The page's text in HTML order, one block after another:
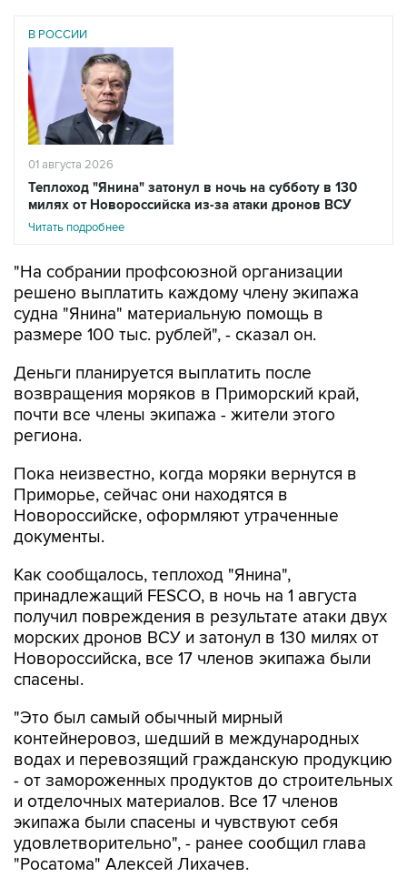
В РОССИИ
01 августа 2026
Теплоход "Янина" затонул в ночь на субботу в 130
милях от Новороссийска из-за атаки дронов ВСУ
Читать подробнее
"На собрании профсоюзной организации
решено выплатить каждому члену экипажа
судна "Янина" материальную помощь в
размере 100 тыс. рублей", - сказал он.
Деньги планируется выплатить после
возвращения моряков в Приморский край,
почти все члены экипажа - жители этого
региона.
Пока неизвестно, когда моряки вернутся в
Приморье, сейчас они находятся в
Новороссийске, оформляют утраченные
документы.
Как сообщалось, теплоход "Янина",
принадлежащий FESCO, в ночь на 1 августа
получил повреждения в результате атаки двух
морских дронов ВСУ и затонул в 130 милях от
Новороссийска, все 17 членов экипажа были
спасены.
"Это был самый обычный мирный
контейнеровоз, шедший в международных
водах и перевозящий гражданскую продукцию
- от замороженных продуктов до строительных
и отделочных материалов. Все 17 членов
экипажа были спасены и чувствуют себя
удовлетворительно", - ранее сообщил глава
"Росатома" Алексей Лихачев.